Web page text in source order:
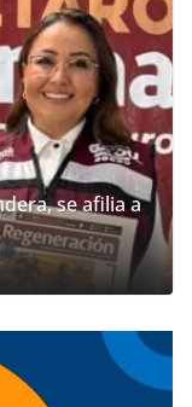
se afilia a